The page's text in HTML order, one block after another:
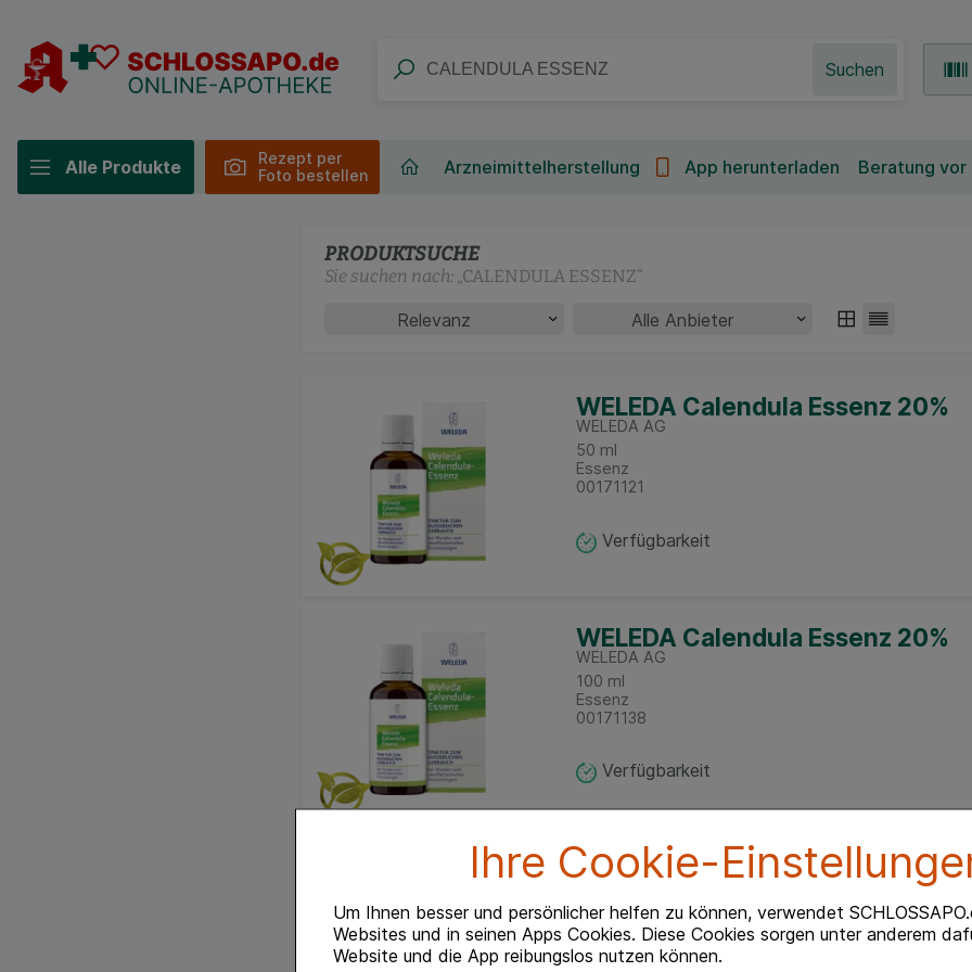
Ihre Cookie-
Um Ihnen besser und persönlicher helfen zu können, verwendet
Websites und in seinen Apps Cookies. Diese Cookies sorgen unter anderem
Website und die App reibungslos nutzen können.
Suchen
Alle Produkte
Rezept per
Foto bestellen
Arzneimittelherstellung App herunterladen Beratung vor
PRODUKTSUCHE
Sie suchen nach: „CALENDULA ESSENZ“
WELEDA Calendula Essenz 20%
WELEDA AG
50 ml
Essenz
00171121
Verfügbarkeit
WELEDA Calendula Essenz 20%
WELEDA AG
100 ml
Essenz
00171138
Verfügbarkeit
CALENDULA ESSENZ
100ml
Essenz
01681338